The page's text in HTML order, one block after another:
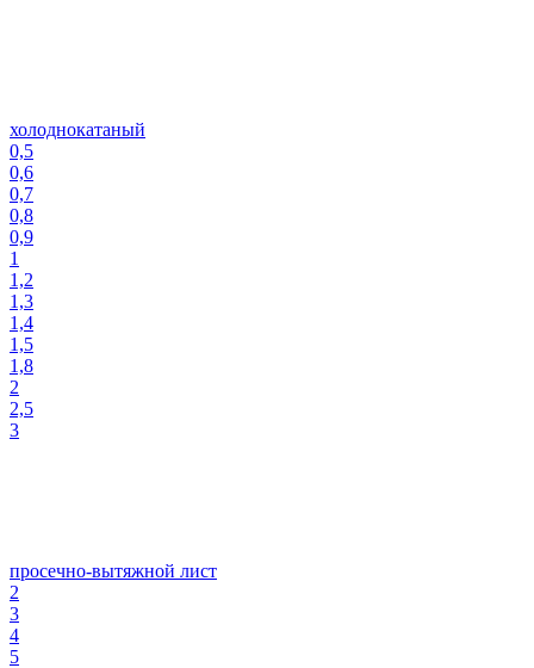
холоднокатаный
0,5
0,6
0,7
0,8
0,9
1
1,2
1,3
1,4
1,5
1,8
2
2,5
3
просечно-вытяжной лист
2
3
4
5